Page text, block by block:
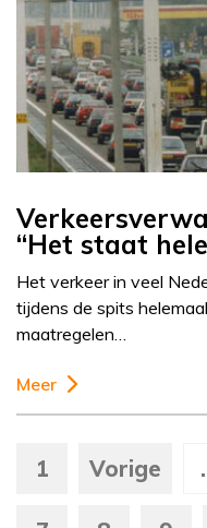
“Het staat
Het verkeer in veel
tijdens de spits
maatregelen…
Meer
1 Vorige